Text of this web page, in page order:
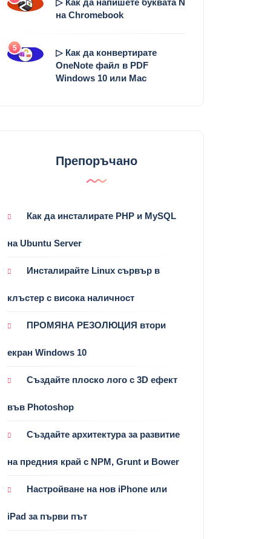
▷ Как да напишете буквата Ñ
на Chromebook
5
▷ Как да конвертирате
OneNote файл в PDF
Windows 10 или Mac
Препоръчано
Как да инсталирате PHP и MySQL
на Ubuntu Server
Инсталирайте Linux сървър в
клъстер с висока наличност
ПРОМЯНА РЕЗОЛЮЦИЯ втори
екран Windows 10
Създайте плоско лого с 3D ефект
във Photoshop
Създайте архитектура за развитие
на предния край с NPM, Grunt и Bower
Настройване на нов iPhone или
iPad за първи път